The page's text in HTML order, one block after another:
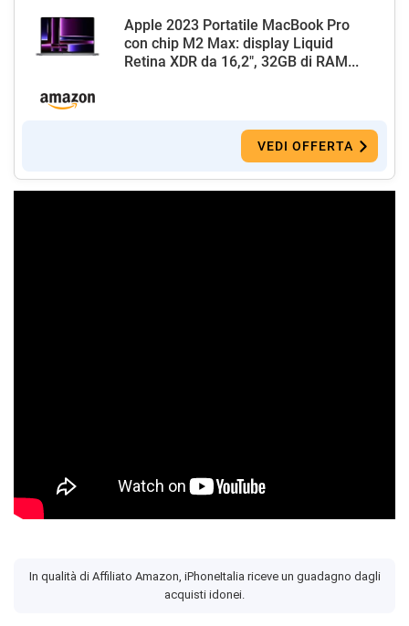
Apple 2023 Portatile MacBook Pro
con chip M2 Max: display Liquid
Retina XDR da 16,2", 32GB di RAM...
VEDI OFFERTA
In qualità di Affiliato Amazon, iPhoneItalia riceve un guadagno dagli
acquisti idonei.